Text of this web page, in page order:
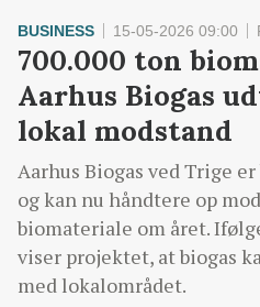
BUSINESS 15-05-2026 09:00
700.000 ton
Aarhus Biogas
lokal modstand
Aarhus Biogas ved Trige
og kan nu håndtere op
biomateriale om året.
viser projektet, at biogas
med lokalområdet.